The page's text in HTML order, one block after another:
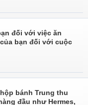
đối với việc ăn
bạn đối với cuộc
bánh Trung thu
đầu như Hermes,